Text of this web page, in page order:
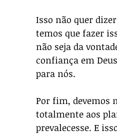
Isso não quer
temos que fazer
não seja da
confiança em
para nós.
Por fim, devemos
totalmente aos
prevalecesse. E